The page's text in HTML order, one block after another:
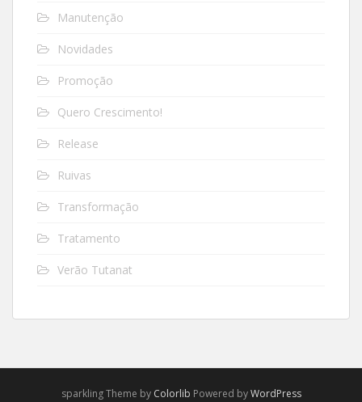
Manutenção
Novidades
Promoção
Quero Crescimento!
Release
Ruivas
Transformação
Tratamento
Verão Tutanat
sparkling Theme by Colorlib Powered byWordPress